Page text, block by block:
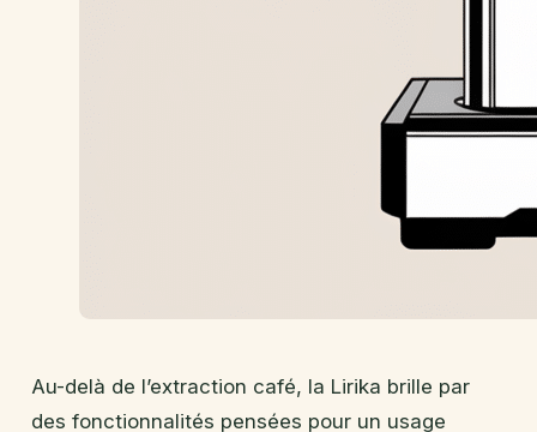
Au-delà de l’extraction café, la Lirika brille par
des fonctionnalités pensées pour un usage